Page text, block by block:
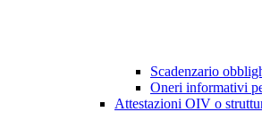
Scadenzario
Oneri informativi
Attestazioni OIV o